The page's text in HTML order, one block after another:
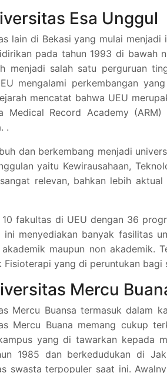
Esa Unggul
lain di Bekasi yang mulai
pada tahun 1993 di bawah
menjadi salah satu perguruan
mengalami perkembangan
mencatat bahwa UEU
Medical Record Academy
.
dan berkembang menjadi
yaitu Kewirausahaan,
relevan, bahkan lebih
fakultas di UEU dengan 36
ini menyediakan banyak fasilitas
maupun non akademik.
Fisioterapi yang di peruntukan
Mercu
Mercu Buansa termasuk dalam
Mercu Buana memang cukup
yang di tawarkan kepada
1985 dan berkedudukan di
swasta terpopuler saat ini.